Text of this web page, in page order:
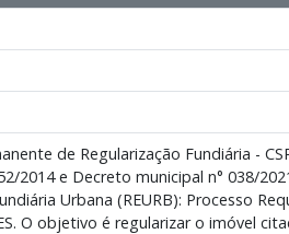
de Regularização Fundiária -
2014 e Decreto municipal n° 038/
Urbana (REURB): Processo
O objetivo é regularizar o imóvel